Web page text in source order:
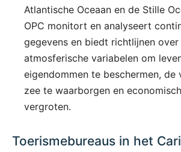
Atlantische Oceaan en de Stille
OPC monitort en analyseert
gegevens en biedt richtlijnen
atmosferische variabelen om
eigendommen te beschermen, de
zee te waarborgen en
vergroten.
Toerismebureaus in het